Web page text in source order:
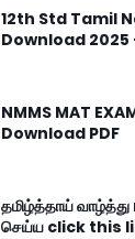
12th Std Tamil
Download 2025
NMMS MAT
Download PDF
தமிழ்த்தாய் வாழ்த்து
செய்ய click this